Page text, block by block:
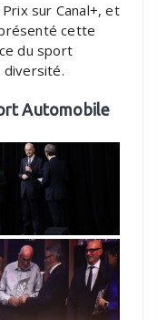
sur Canal+, et
cette
du sport
diversité.
Automobile